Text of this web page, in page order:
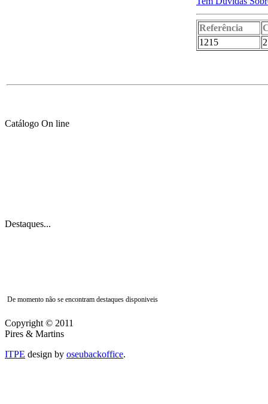
Grelhador
Referência
1215
Catálogo On line
Destaques...
De momento não se encontram destaques disponiveis
Copyright © 2011
Pires & Martins
ITPE design by oseubackoffice.